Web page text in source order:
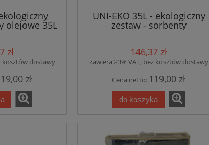
olejowe 35L
zł
kosztów dostawy
zł
UNI-EKO 35L - ekologiczny
zestaw - sorbenty
uniwersalne 35L / ATEST
146,37 zł
zawiera 23% VAT, bez kosztów dostawy
Cena netto: 119,00 zł
do koszyka